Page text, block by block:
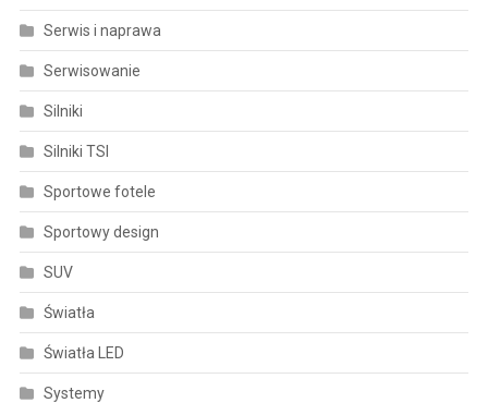
Serwis i naprawa
Serwisowanie
Silniki
Silniki TSI
Sportowe fotele
Sportowy design
SUV
Światła
Światła LED
Systemy